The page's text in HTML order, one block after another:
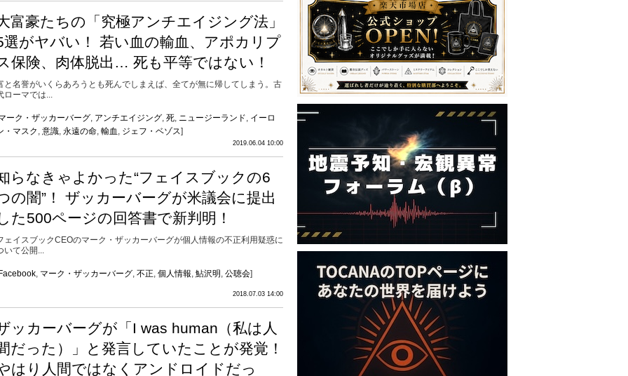
富豪たちの「究極アンチエイジング法」
選がヤバい！ 若い血の輸血、アポカリプ
保険、肉体脱出… 死も平等ではない！
と名誉がいくらあろうとも死んでしまえば、全てが無に帰してしまう。古
ローマでは...
ーク・ザッカーバーグ, アンチエイジング, 死, ニュージーランド, イーロ
・マスク , 意識, 永遠の命, 輸血 , ジェフ・ベゾス]
2019.06.04 10:00
らなきゃよかった“フェイスブックの6
の闇”！ ザッカーバーグが米議会に提出
た500ページの回答書で新判明！
ェイスブックCEOのマーク・ザッカーバーグが個人情報の不正利用疑惑に
いて公開...
, マーク・ザッカーバーグ, 不正, 個人情報, 鮎沢明 , 公聴会]
2018.07.03 14:00
ッカーバーグが「I was human（私は人
だった）」と発言していたことが発覚！
はり人間ではなくアンドロイドだっ